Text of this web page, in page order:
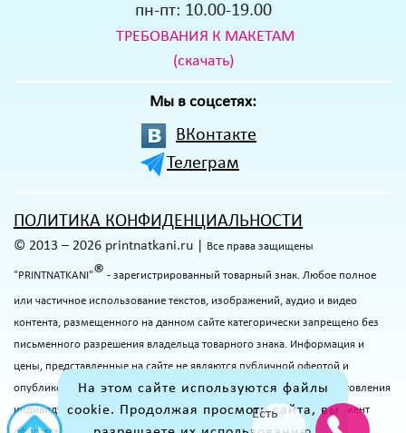
пн-пт: 10.00-19.00
ТРЕБОВАНИЯ К МАКЕТАМ
(скачать)
Мы в соцсетях:
ВКонтакте
Телеграм
ПОЛИТИКА КОНФИДЕНЦИАЛЬНОСТИ
© 2013 – 2026 printnatkani.ru | Все права защищены
"PRINTNATKANI"® - зарегистрированный товарный знак. Любое полное
или частичное использование текстов, изображений, аудио и видео
контента, размещенного на данном сайте категорически запрещено без
письменного разрешения владельца товарного знака. Информация и
цены, представленные на сайте не являются публичной офертой и
опубликованы в ознакомительных целях. Точную стоимость изготовления
индивидуальных текстильных изделий и актуальные сроки на момент
Есть
На этом сайте используются файлы
cookie. Продолжая просмотр сайта, вы